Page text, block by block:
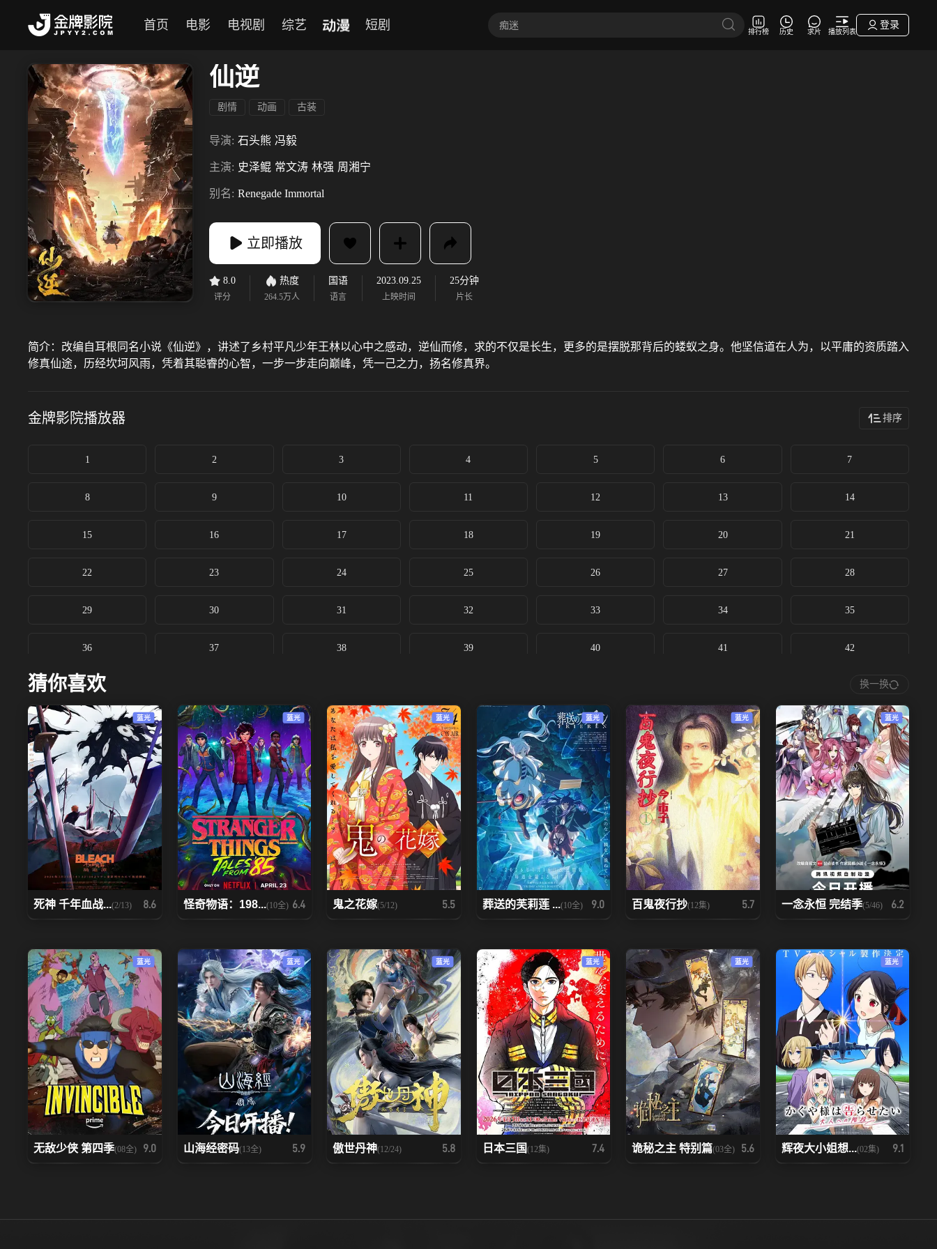
首页 电影 电视剧 综艺 动漫 短剧 排行榜 历史 求片 播放列表
登录
仙逆
剧情 动画 古装
导演: 石头熊 冯毅
主演: 史泽鲲 常文涛 林强 周湘宁
别名: Renegade Immortal
立即播放
8.0
评分
热度
264.5万人
国语
语言
2023.09.25
上映时间
25分钟
片长
简介： 改编自耳根同名小说《仙逆》，讲述了乡村平凡少年王林以心中之感动，逆仙而修，求的不仅是长生，更多的是摆脱那背后的蝼蚁之身。他坚信道在人为，以平庸的资质踏入
修真仙途，历经坎坷风雨，凭着其聪睿的心智，一步一步走向巅峰，凭一己之力，扬名修真界。
金牌影院播放器 排序
1 2 3 4 5 6 7
8 9 10 11 12 13 14
15 16 17 18 19 20 21
22 23 24 25 26 27 28
29 30 31 32 33 34 35
36 37 38 39 40 41 42
43
50 51 52 54 55 56
57 58 59 61 62 63
64 65 66 68 69 70
71 72 73 75 76 77
78 79 80 82 83 84
85 86 87 89 91
92 93 94 96 97 98
99 100 101 103 104 105
106 107 108 110 111 112
113 115 117 118 119
120 121 122 124 125 126
128 129 131 132 133
猜你喜欢 换一换
蓝光
死神 千年血战...(2/13) 8.6
蓝光
怪奇物语：198...(10全) 6.4
蓝光
鬼之花嫁(5/12) 5.5
蓝光
葬送的芙莉莲 ...(10全) 9.0
蓝光
百鬼夜行抄(12集) 5.7
蓝光
一念永恒 完结季(5/46) 6.2
蓝光
无敌少侠 第四季(08全) 9.0
蓝光
山海经密码(13全) 5.9
蓝光
傲世丹神(12/24) 5.8
蓝光
日本三国 (12集) 7.4
蓝光
诡秘之主 特别篇(03全) 5.6
蓝光
辉夜大小姐想...(02集) 9.1